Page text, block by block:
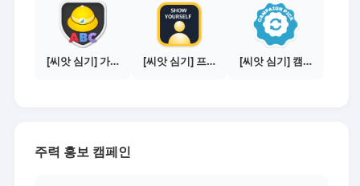
[씨앗 심기] 가이드보기 - 매체별 활동 가이드 [씨앗 심기] 프로필 사진 등록하기 [씨앗 심기] 캠페인 선택하기 - PICK 1개
주력 홍보 캠페인